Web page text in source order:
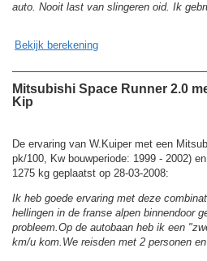
auto. Nooit last van slingeren oid. Ik
Bekijk berekening
Mitsubishi Space Runner 2.0
Kip
De ervaring van W.Kuiper met een
pk/100, Kw bouwperiode: 1999 - 2002)
1275 kg geplaatst op 28-03-2008:
Ik heb goede ervaring met deze
hellingen in de franse alpen binnendoor
probleem.Op de autobaan heb ik een
km/u kom.We reisden met 2 personen